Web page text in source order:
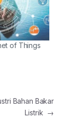
of Things
Bahan Bakar
Listrik →